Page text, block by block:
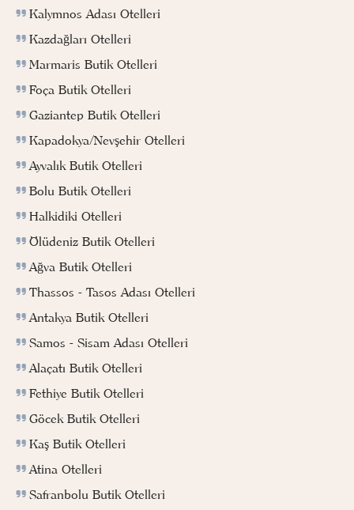
Kalymnos Adası Otelleri
Kazdağları Otelleri
Marmaris Butik Otelleri
Foça Butik Otelleri
Gaziantep Butik Otelleri
Kapadokya/Nevşehir Otelleri
Ayvalık Butik Otelleri
Bolu Butik Otelleri
Halkidiki Otelleri
Ölüdeniz Butik Otelleri
Ağva Butik Otelleri
Thassos - Tasos Adası Otelleri
Antakya Butik Otelleri
Samos - Sisam Adası Otelleri
Alaçatı Butik Otelleri
Fethiye Butik Otelleri
Göcek Butik Otelleri
Kaş Butik Otelleri
Atina Otelleri
Safranbolu Butik Otelleri